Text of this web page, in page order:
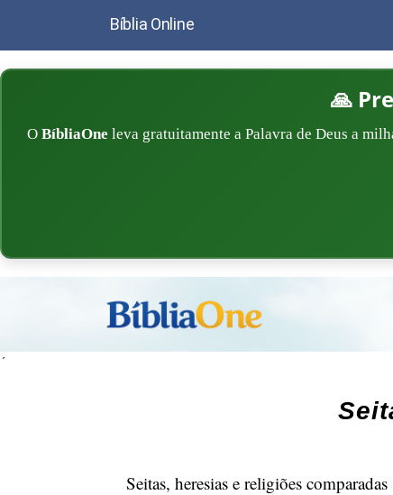
Bíblia Online
🙏
O BíbliaOne leva gratuitamente a Palavra de Deus a
´
Seitas, heresias e religiões